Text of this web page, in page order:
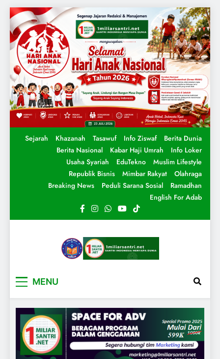
Sejarah Khazanah Tasawuf Info Ziswaf
Berita Dunia
Berita Nasional
Kabar Haji Umrah
Info Loker
Usaha Syariah
EduTekno
Muslim Lifestyle
Republik Bisnis
Mimbar Rakyat
Olahraga
Breaking News
Peduli Sarana Sosial
Ramadhan
English For Adab
MENU